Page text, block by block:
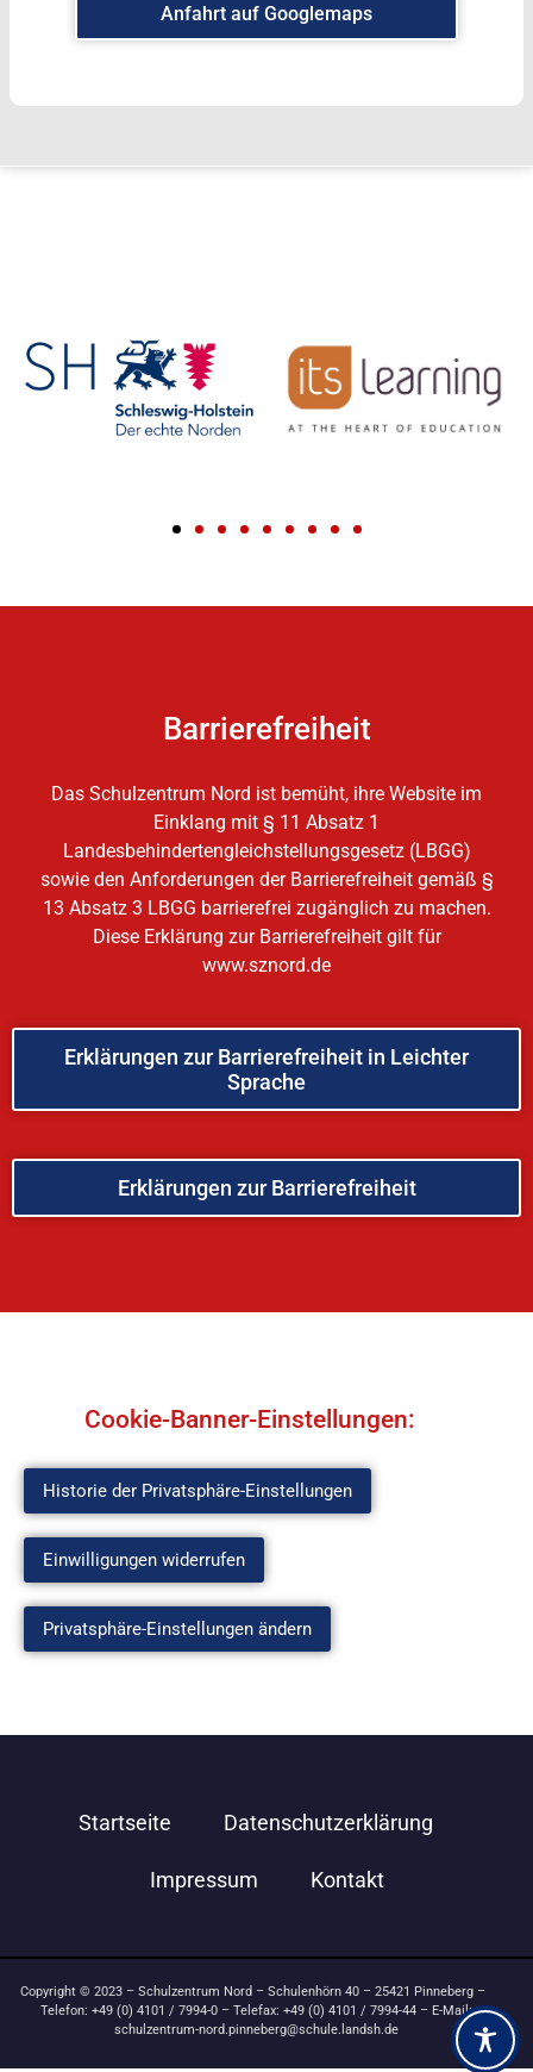
Anfahrt auf Googlemaps
Barrierefreiheit
Das Schulzentrum Nord ist bemüht, ihre Website im
Einklang mit § 11 Absatz 1
Landesbehindertengleichstellungsgesetz (LBGG)
sowie den Anforderungen der Barrierefreiheit gemäß §
13 Absatz 3 LBGG barrierefrei zugänglich zu machen.
Diese Erklärung zur Barrierefreiheit gilt für
www.sznord.de
Erklärungen zur Barrierefreiheit in Leichter
Sprache
Erklärungen zur Barrierefreiheit
Cookie-Banner-Einstellungen:
Historie der Privatsphäre-Einstellungen
Einwilligungen widerrufen
Privatsphäre-Einstellungen ändern
Startseite Datenschutzerklärung
Impressum Kontakt
Copyright © 2023 – Schulzentrum Nord – Schulenhörn 40 – 25421 Pinneberg –
Telefon: +49 (0) 4101 / 7994-0 – Telefax: +49 (0) 4101 / 7994-44 – E-Mail:
schulzentrum-nord.pinneberg@schule.landsh.de